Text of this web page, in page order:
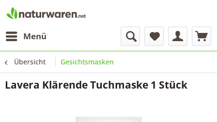
Menü
Übersicht Gesichtsmasken
Lavera Klärende Tuchmaske 1 Stück